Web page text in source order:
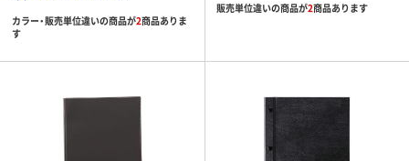
カラー・販売単位違いの商品が2商品ありま
す
販売単位違いの商品が2商品あります